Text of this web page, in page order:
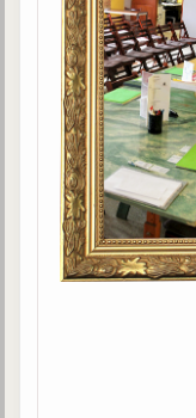
Gabriel Delanne
1857-1926
Chico Xavier
1910-2002
Divaldo Franco
1927-2025
Bibliothèque